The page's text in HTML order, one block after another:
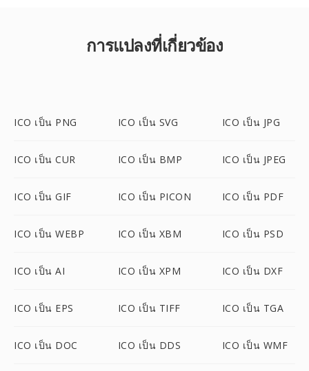
การแปลงที่เกี่ยวข้อง
ICO เป็น PNG ICO เป็น SVG ICO เป็น JPG
ICO เป็น CUR ICO เป็น BMP ICO เป็น JPEG
ICO เป็น GIF ICO เป็น PICON ICO เป็น PDF
ICO เป็น WEBP ICO เป็น XBM ICO เป็น PSD
ICO เป็น AI ICO เป็น XPM ICO เป็น DXF
ICO เป็น EPS ICO เป็น TIFF ICO เป็น TGA
ICO เป็น DOC ICO เป็น DDS ICO เป็น WMF